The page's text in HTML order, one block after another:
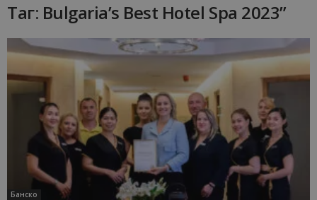
Таг: Bulgaria’s Best Hotel Spa 2023”
Банско